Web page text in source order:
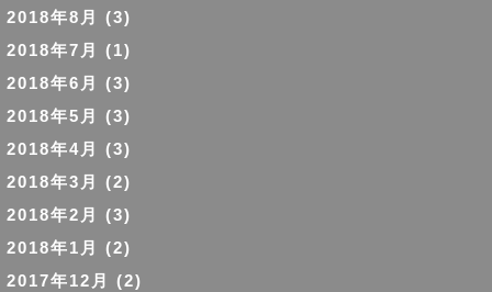
2018年8月
(3)
2018年7月
(1)
2018年6月
(3)
2018年5月
(3)
2018年4月
(3)
2018年3月
(2)
2018年2月
(3)
2018年1月
(2)
2017年12月
(2)